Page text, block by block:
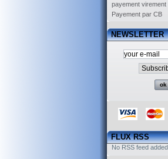
payement virement
Payement par CB
NEWSLETTER
FLUX RSS
No RSS feed added